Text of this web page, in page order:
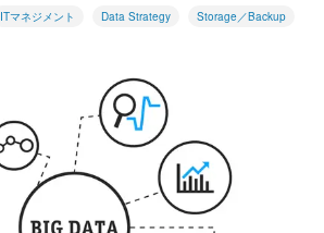
ITマネジメント Data Strategy Storage／Backup